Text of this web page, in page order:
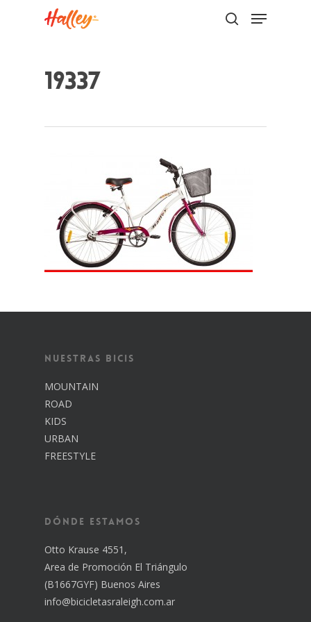
Hit enter to search or ESC to close
19337
Nuestras Bicis
MOUNTAIN
ROAD
KIDS
URBAN
FREESTYLE
Dónde estamos
Otto Krause 4551,
Area de Promoción El Triángulo
(B1667GYF) Buenos Aires
info@bicicletasraleigh.com.ar